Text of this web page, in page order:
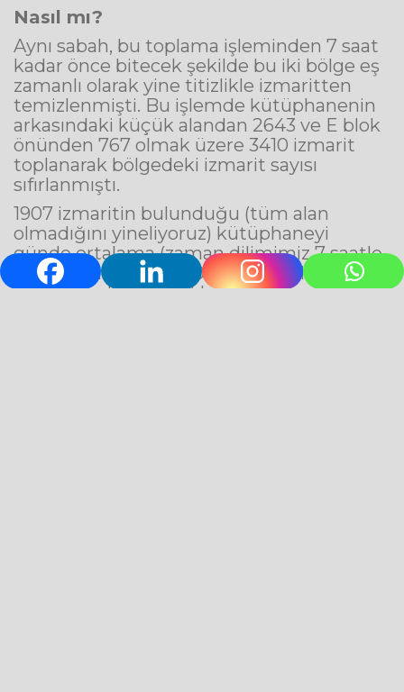
Nasıl mı?
Aynı sabah, bu toplama işleminden 7 saat
kadar önce bitecek şekilde bu iki bölge eş
zamanlı olarak yine titizlikle izmaritten
temizlenmişti. Bu işlemde kütüphanenin
arkasındaki küçük alandan 2643 ve E blok
önünden 767 olmak üzere 3410 izmarit
toplanarak bölgedeki izmarit sayısı
sıfırlanmıştı.
1907 izmaritin bulunduğu (tüm alan
olmadığını yineliyoruz) kütüphaneyi
günde ortalama (zaman dilimimiz 7 saatle
kısıtlıydı halbuki) 4150 kişinin (2017
verilerine dayanarak) kullandığını